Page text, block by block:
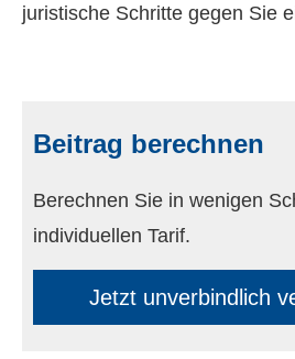
juristische Schritte gegen Sie
Beitrag berechnen
Berechnen Sie in wenigen
individuellen Tarif.
Jetzt unverbindlich